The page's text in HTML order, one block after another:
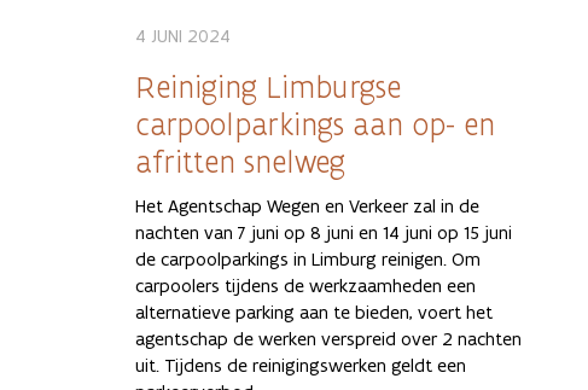
4 JUNI 2024
Reiniging Limburgse
carpoolparkings aan op- en
afritten snelweg
Het Agentschap Wegen en Verkeer zal in de
nachten van 7 juni op 8 juni en 14 juni op 15 juni
de carpoolparkings in Limburg reinigen. Om
carpoolers tijdens de werkzaamheden een
alternatieve parking aan te bieden, voert het
agentschap de werken verspreid over 2 nachten
uit. Tijdens de reinigingswerken geldt een